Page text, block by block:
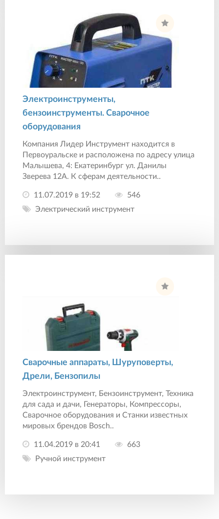
Электроинструменты,
бензоинструменты. Сварочное
оборудования
Компания Лидер Инструмент находится в
Первоуральске и расположена по адресу улица
Малышева, 4: Екатеринбург ул. Данилы
Зверева 12А. К сферам деятельности..
11.07.2019 в 19:52
546
Электрический инструмент
Сварочные аппараты, Шуруповерты,
Дрели, Бензопилы
Электроинструмент, Бензоинструмент, Техника
для сада и дачи, Генераторы, Компрессоры,
Сварочное оборудования и Станки известных
мировых брендов Bosch..
11.04.2019 в 20:41
663
Ручной инструмент